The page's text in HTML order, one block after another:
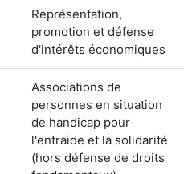
Représentation,
promotion et défense
d'intérêts économiques
Associations de
personnes en situation
de handicap pour
l'entraide et la solidarité
(hors défense de droits